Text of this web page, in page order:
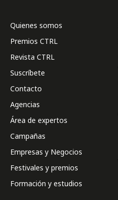
Quienes somos
Premios CTRL
Revista CTRL
Suscríbete
Contacto
Agencias
Área de expertos
Campañas
Empresas y Negocios
Festivales y premios
Formación y estudios